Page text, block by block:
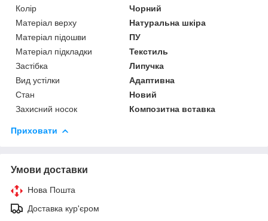
Колір
Чорний
Матеріал верху
Натуральна шкіра
Матеріал підошви
ПУ
Матеріал підкладки
Текстиль
Застібка
Липучка
Вид устілки
Адаптивна
Стан
Новий
Захисний носок
Композитна вставка
Приховати
Умови доставки
Нова Пошта
Доставка кур'єром